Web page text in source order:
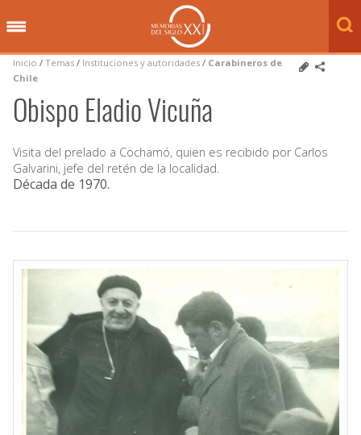
Inicio / Temas / Instituciones y autoridades / Carabineros de
Chile
Obispo Eladio Vicuña
Visita del prelado a Cochamó, quien es recibido por Carlos
Galvarini, jefe del retén de la localidad.
Década de 1970.